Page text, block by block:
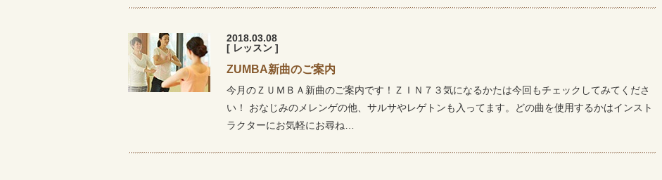
2018.03.08
[ レッスン ]
ZUMBA新曲のご案内
今月のＺＵＭＢＡ新曲のご案内です！ＺＩＮ７３気になるかたは今回もチェックしてみてくださ
い！ おなじみのメレンゲの他、サルサやレゲトンも入ってます。どの曲を使用するかはインスト
ラクターにお気軽にお尋ね…